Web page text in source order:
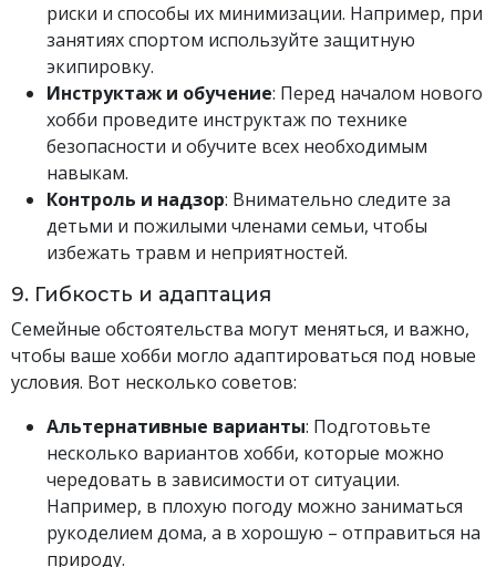
риски и способы их минимизации. Например, при
занятиях спортом используйте защитную
экипировку.
Инструктаж и обучение: Перед началом нового
хобби проведите инструктаж по технике
безопасности и обучите всех необходимым
навыкам.
Контроль и надзор: Внимательно следите за
детьми и пожилыми членами семьи, чтобы
избежать травм и неприятностей.
9. Гибкость и адаптация
Семейные обстоятельства могут меняться, и важно,
чтобы ваше хобби могло адаптироваться под новые
условия. Вот несколько советов:
Альтернативные варианты: Подготовьте
несколько вариантов хобби, которые можно
чередовать в зависимости от ситуации.
Например, в плохую погоду можно заниматься
рукоделием дома, а в хорошую – отправиться на
природу.